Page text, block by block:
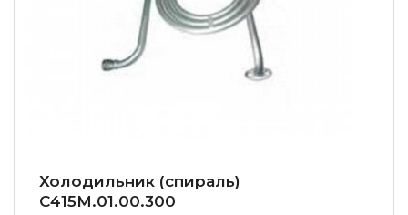
Холодильник (спираль)
С415М.01.00.300